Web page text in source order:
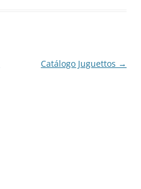
Catálogo Juguettos →